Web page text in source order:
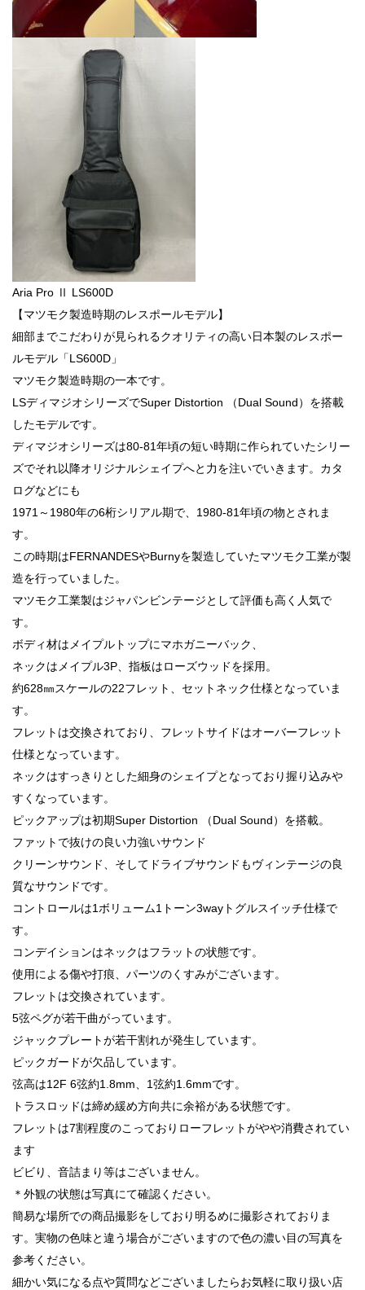
Aria Pro Ⅱ LS600D
【マツモク製造時期のレスポールモデル】
細部までこだわりが見られるクオリティの高い日本製のレスポー
ルモデル「LS600D」
マツモク製造時期の一本です。
LSディマジオシリーズでSuper Distortion （Dual Sound）を搭載
したモデルです。
ディマジオシリーズは80-81年頃の短い時期に作られていたシリー
ズでそれ以降オリジナルシェイプへと力を注いでいきます。カタ
ログなどにも
1971～1980年の6桁シリアル期で、1980-81年頃の物とされま
す。
この時期はFERNANDESやBurnyを製造していたマツモク工業が製
造を行っていました。
マツモク工業製はジャパンビンテージとして評価も高く人気で
す。
ボディ材はメイプルトップにマホガニーバック、
ネックはメイプル3P、指板はローズウッドを採用。
約628㎜スケールの22フレット、セットネック仕様となっていま
す。
フレットは交換されており、フレットサイドはオーバーフレット
仕様となっています。
ネックはすっきりとした細身のシェイプとなっており握り込みや
すくなっています。
ピックアップは初期Super Distortion （Dual Sound）を搭載。
ファットで抜けの良い力強いサウンド
クリーンサウンド、そしてドライブサウンドもヴィンテージの良
質なサウンドです。
コントロールは1ボリューム1トーン3wayトグルスイッチ仕様で
す。
コンデイションはネックはフラットの状態です。
使用による傷や打痕、パーツのくすみがございます。
フレットは交換されています。
5弦ペグが若干曲がっています。
ジャックプレートが若干割れが発生しています。
ピックガードが欠品しています。
弦高は12F 6弦約1.8mm、1弦約1.6mmです。
トラスロッドは締め緩め方向共に余裕がある状態です。
フレットは7割程度のこっておりローフレットがやや消費されてい
ます
ビビり、音詰まり等はございません。
＊外観の状態は写真にて確認ください。
簡易な場所での商品撮影をしており明るめに撮影されておりま
す。実物の色味と違う場合がございますので色の濃い目の写真を
参考ください。
細かい気になる点や質問などございましたらお気軽に取り扱い店